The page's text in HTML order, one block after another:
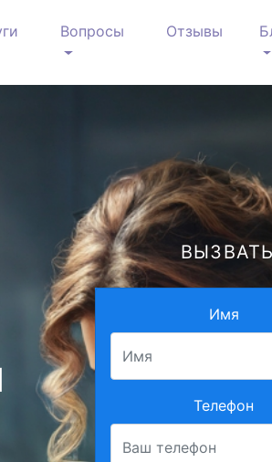
Вопросы Отзывы
Имя
Телефон